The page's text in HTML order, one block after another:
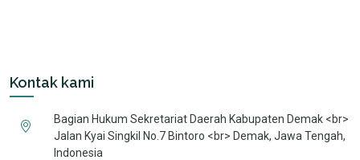
Kontak kami
Bagian Hukum Sekretariat Daerah Kabupaten Demak <br>
Jalan Kyai Singkil No.7 Bintoro <br> Demak, Jawa Tengah,
Indonesia